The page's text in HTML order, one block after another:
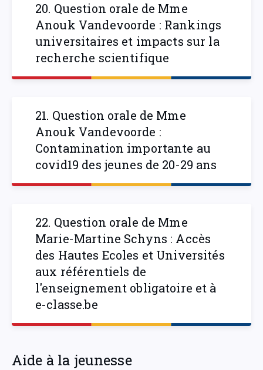
20. Question orale de Mme
Anouk Vandevoorde : Rankings
universitaires et impacts sur la
recherche scientifique
21. Question orale de Mme
Anouk Vandevoorde :
Contamination importante au
covid19 des jeunes de 20-29 ans
22. Question orale de Mme
Marie-Martine Schyns : Accès
des Hautes Ecoles et Universités
aux référentiels de
l'enseignement obligatoire et à
e-classe.be
Aide à la jeunesse